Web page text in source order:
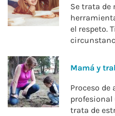
Se trata de
el respeto.
Mamá y
Proceso
profesional
trata de